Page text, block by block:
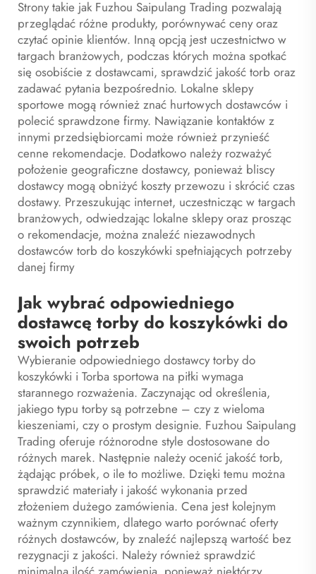
Strony takie jak Fuzhou Saipulang Trading pozwalają
przeglądać różne produkty, porównywać ceny oraz
czytać opinie klientów. Inną opcją jest uczestnictwo w
targach branżowych, podczas których można spotkać
się osobiście z dostawcami, sprawdzić jakość torb oraz
zadawać pytania bezpośrednio. Lokalne sklepy
sportowe mogą również znać hurtowych dostawców i
polecić sprawdzone firmy. Nawiązanie kontaktów z
innymi przedsiębiorcami może również przynieść
cenne rekomendacje. Dodatkowo należy rozważyć
położenie geograficzne dostawcy, ponieważ bliscy
dostawcy mogą obniżyć koszty przewozu i skrócić czas
dostawy. Przeszukując internet, uczestnicząc w targach
branżowych, odwiedzając lokalne sklepy oraz prosząc
o rekomendacje, można znaleźć niezawodnych
dostawców torb do koszykówki spełniających potrzeby
danej firmy
Jak wybrać odpowiedniego
dostawcę torby do koszykówki do
swoich potrzeb
Wybieranie odpowiedniego dostawcy torby do
koszykówki i Torba sportowa na piłki wymaga
starannego rozważenia. Zaczynając od określenia,
jakiego typu torby są potrzebne – czy z wieloma
kieszeniami, czy o prostym designie. Fuzhou Saipulang
Trading oferuje różnorodne style dostosowane do
różnych marek. Następnie należy ocenić jakość torb,
żądając próbek, o ile to możliwe. Dzięki temu można
sprawdzić materiały i jakość wykonania przed
złożeniem dużego zamówienia. Cena jest kolejnym
ważnym czynnikiem, dlatego warto porównać oferty
różnych dostawców, by znaleźć najlepszą wartość bez
rezygnacji z jakości. Należy również sprawdzić